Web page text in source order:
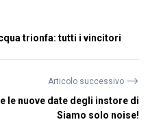
trionfa: tutti i vincitori
Articolo successivo ⟶
le nuove date degli instore di
Siamo solo noise!